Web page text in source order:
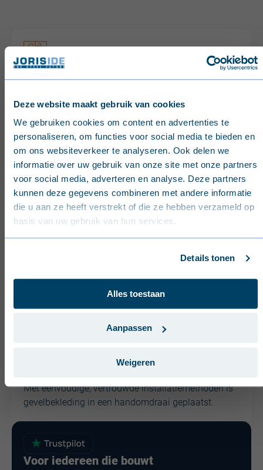
Deze website maakt gebruik van cookies
We gebruiken cookies om content en advertenties te
personaliseren, om functies voor social media te bieden en
om ons websiteverkeer te analyseren. Ook delen we
informatie over uw gebruik van onze site met onze partners
voor social media, adverteren en analyse. Deze partners
kunnen deze gegevens combineren met andere informatie
die u aan ze heeft verstrekt of die ze hebben verzameld op
basis van uw gebruik van hun services.
Details tonen
Alles toestaan
Aanpassen
Weigeren
English (United Kingdom)
Nederlands (België)
Français (Belgique)
Nederlands (Nederland)
Deutsch (Deutschland)
Svenska (Sverige)
Português (Portugal)
Onze metalen dakplaten weerstaan langdurige
hitte), zonder behoefte aan frequent onderhoud.
Dakpanprofiel, staande naad, sinusvormig,
trapeziumvormig - dakplaten zijn verkrijgbaar in
diverse profielen en kleuren, passend bij
Met eenvoudige, vertrouwde installatiemethoden is
gevelbekleding in een handomdraai geplaatst.
Voor iedereen die bouwt